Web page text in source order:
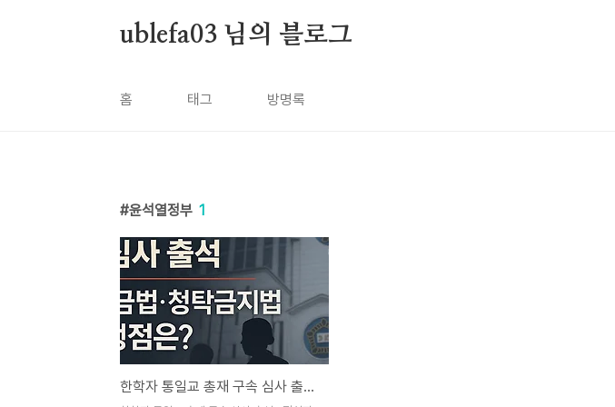
ublefa03 님의 블로그
홈 태그 방명록
윤석열정부 1
한학자 통일교 총재 구속 심사 출석…정치자금법·청탁금지법 혐의 핵심 쟁점은?